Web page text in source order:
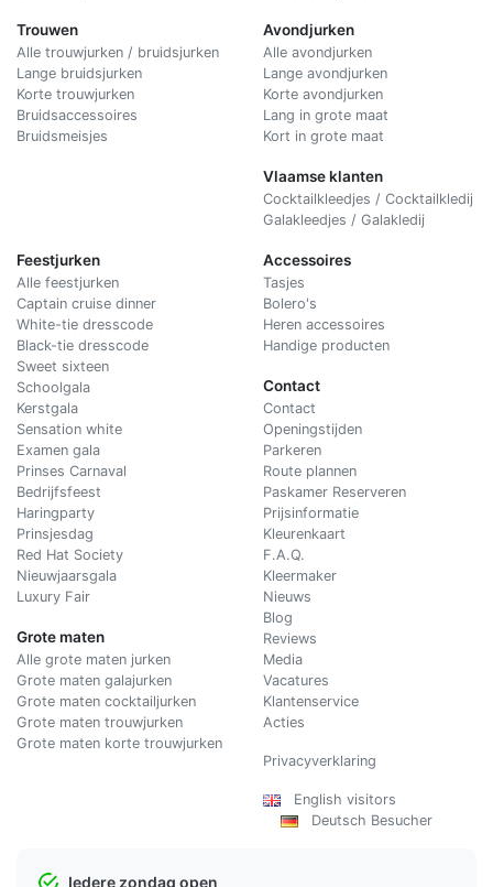
Trouwen
Alle trouwjurken / bruidsjurken
Lange bruidsjurken
Korte trouwjurken
Bruidsaccessoires
Bruidsmeisjes
Avondjurken
Alle avondjurken
Lange avondjurken
Korte avondjurken
Lang in grote maat
Kort in grote maat
Vlaamse klanten
Cocktailkleedjes / Cocktailkledij
Galakleedjes / Galakledij
Feestjurken
Alle feestjurken
Captain cruise dinner
White-tie dresscode
Black-tie dresscode
Sweet sixteen
Schoolgala
Kerstgala
Sensation white
Examen gala
Prinses Carnaval
Bedrijfsfeest
Haringparty
Prinsjesdag
Red Hat Society
Nieuwjaarsgala
Luxury Fair
Grote maten
Alle grote maten jurken
Grote maten galajurken
Grote maten cocktailjurken
Grote maten trouwjurken
Grote maten korte trouwjurken
Accessoires
Tasjes
Bolero's
Heren accessoires
Handige producten
Contact
Contact
Openingstijden
Parkeren
Route plannen
Paskamer Reserveren
Prijsinformatie
Kleurenkaart
F.A.Q.
Kleermaker
Nieuws
Blog
Reviews
Media
Vacatures
Klantenservice
Acties
Privacyverklaring
English visitors
Deutsch Besucher
Iedere zondag open